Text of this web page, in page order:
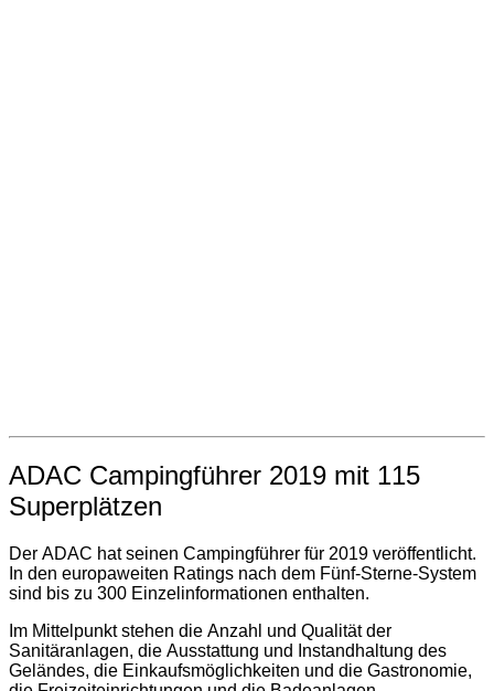
ADAC Campingführer 2019 mit 115
Superplätzen
Der ADAC hat seinen Campingführer für 2019 veröffentlicht.
In den europaweiten Ratings nach dem Fünf-Sterne-System
sind bis zu 300 Einzelinformationen enthalten.
Im Mittelpunkt stehen die Anzahl und Qualität der
Sanitäranlagen, die Ausstattung und Instandhaltung des
Geländes, die Einkaufsmöglichkeiten und die Gastronomie,